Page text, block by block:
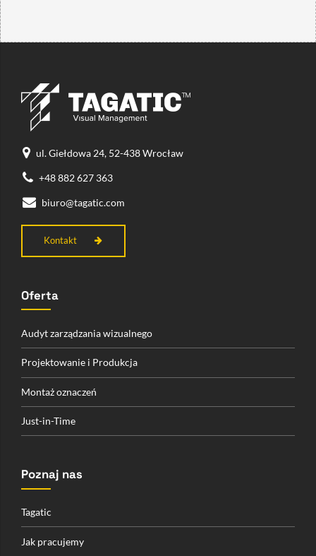
ul. Giełdowa 24, 52-438 Wrocław
+48 882 627 363
biuro@tagatic.com
Kontakt
Oferta
Audyt zarządzania wizualnego
Projektowanie i Produkcja
Montaż oznaczeń
Just-in-Time
Poznaj nas
Tagatic
Jak pracujemy